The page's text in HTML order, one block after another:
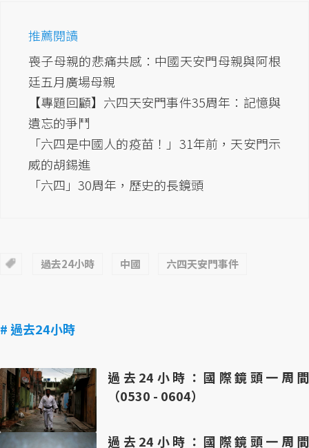
推薦閱讀
喪子母親的悲痛共感：中國天安門母親與阿根
廷五月廣場母親
【專題回顧】六四天安門事件35周年：記憶與
遺忘的爭鬥
「六四是中國人的疫苗！」31年前，天安門示
威的胡錫進
「六四」30周年，歷史的長鏡頭
過去24小時 中國 六四天安門事件
# 過去24小時
過去24小時：國際鏡頭一周間
（0530 - 0604）
過去24小時：國際鏡頭一周間